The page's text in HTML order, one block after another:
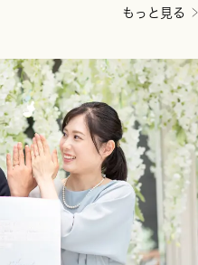
もっと見る